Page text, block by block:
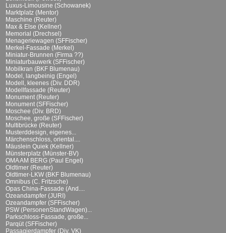
Luxus-Limousine (Schowanek)
Marktplatz (Mentor)
Maschine (Reuter)
Max & Else (Kellner)
Memorial (Drechsel)
Menageriewagen (SFFischer)
Merkel-Fassade (Merkel)
Miniatur-Brunnen (Firma ??)
Miniaturbauwerk (SFFischer)
Mobilkran (BKF Blumenau)
Model, langbeinig (Engel)
Modell, kleenes (Div. DDR)
Modellfassade (Reuter)
Monument (Reuter)
Monument (SFFischer)
Moschee (Div. BRD)
Moschee, große (SFFischer)
Multibrücke (Reuter)
Musterddesign, eigenes...
Märchenschloss, oriental....
Mäuslein Quiek (Kellner)
Münsterplatz (Münster-BV)
OMA AM BERG (Paul Engel)
Oldtimer (Reuter)
Oldtimer-LKW (BKF Blumenau)
Omnibus (C. Fritzsche)
Opas China-Fassade (And....
Ozeandampfer (JURI)
Ozeandampfer (SFFischer)
PSW (PersonenStandWagen)...
Parkschloss-Fassade, große...
Parqüt (SFFischer)
Passagierdampfer (Div. VK)